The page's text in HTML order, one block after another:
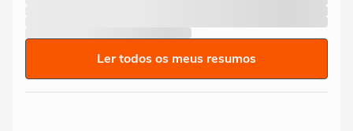
Ler todos os meus resumos